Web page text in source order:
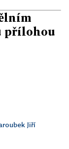
přílohou
Jiří